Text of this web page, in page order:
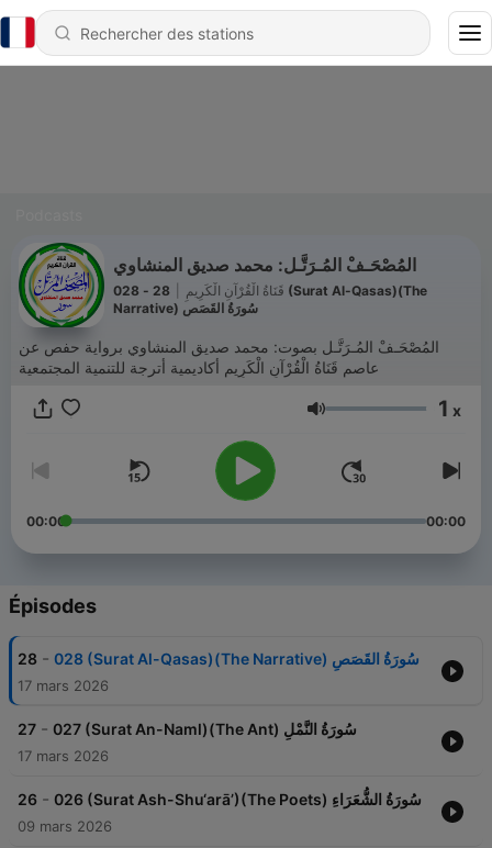
المُصْحَـفْ المُـرَتَّـل: محمد صديق المنشاوي
قَنَاةُ الْقُرْآنِ الْكَرِيمِ
28 - 028 (Surat Al-Qasas)(The
Narrative) سُورَةُ القَصَصِ
المُصْحَـفْ المُـرَتَّـل بصوت: محمد صديق المنشاوي برواية حفص عن
عاصم قَنَاةُ الْقُرْآنِ الْكَرِيمِ أكاديمية أترجة للتنمية المجتمعية
Volume 1 x
00:00 00:00
Épisodes
28 - 028 (Surat Al-Qasas)(The Narrative) سُورَةُ القَصَصِ
17 mars 2026
27 - 027 (Surat An-Naml)(The Ant) سُورَةُ النَّمْلِ
17 mars 2026
26 - 026 (Surat Ash-Shu‘arā’)(The Poets) سُورَةُ الشُّعَرَاءِ
09 mars 2026